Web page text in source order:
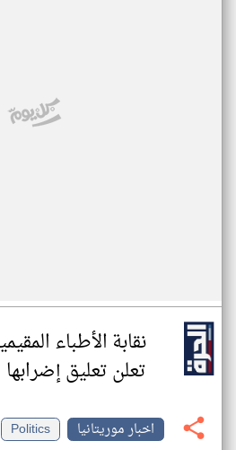
نقابة الأطباء
تعلن تعليق إضرابها
اخبار موريتانيا
Politics